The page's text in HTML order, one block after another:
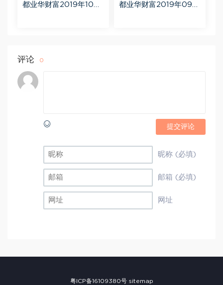
都业华财富2019年10月
都业华财富2019年09月
评论 0
提交评论
昵称 (必填)
邮箱 (必填)
网址
粤ICP备16109380号 sitemap